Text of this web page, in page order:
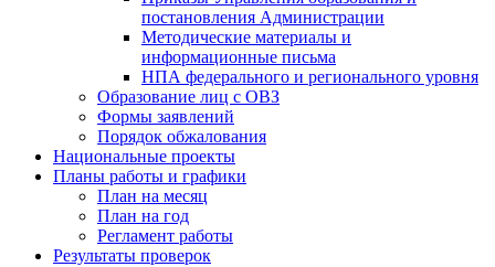
постановления Администрации
Методические материалы и
информационные письма
НПА федерального и регионального уровня
Образование лиц с ОВЗ
Формы заявлений
Порядок обжалования
Национальные проекты
Планы работы и графики
План на месяц
План на год
Регламент работы
Результаты проверок